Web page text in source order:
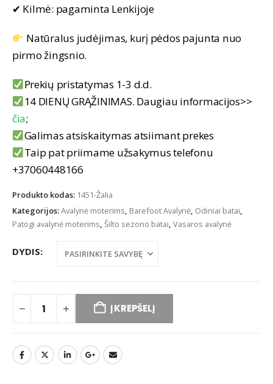
✔ Kilmė: pagaminta Lenkijoje
Natūralus judėjimas, kurį pėdos pajunta nuo
pirmo žingsnio.
Prekių pristatymas 1-3 d.d.
14 DIENŲ GRĄŽINIMAS. Daugiau informacijos>>
čia;
Galimas atsiskaitymas atsiimant prekes
Taip pat priimame užsakymus telefonu
+37060448166
Produkto kodas: 1451-Žalia
Kategorijos:Avalynė moterims, Barefoot Avalynė, Odiniai batai,
Patogi avalynė moterims, Šilto sezono batai, Vasaros avalynė
DYDIS
Į KREPŠELĮ